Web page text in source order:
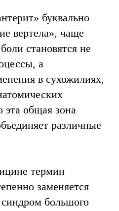
буквально
вертела», чаще
становятся не
а
в сухожилиях,
эта общая зона
различные
термин
заменяется
большого